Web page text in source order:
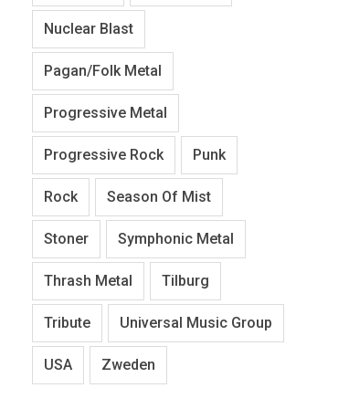
Nuclear Blast
Pagan/Folk Metal
Progressive Metal
Progressive Rock Punk
Rock Season Of Mist
Stoner Symphonic Metal
Thrash Metal Tilburg
Tribute Universal Music Group
USA Zweden